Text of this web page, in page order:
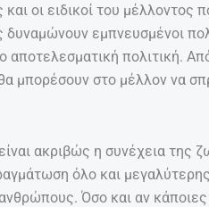
οι ειδικοί του μέλλοντος
εμπνευσμένοι
αποτελεσματική πολιτική.
μπορέσουν στο μέλλον να
ακριβώς η συνέχεια της
όλο και
Όσο και αν κάποιες